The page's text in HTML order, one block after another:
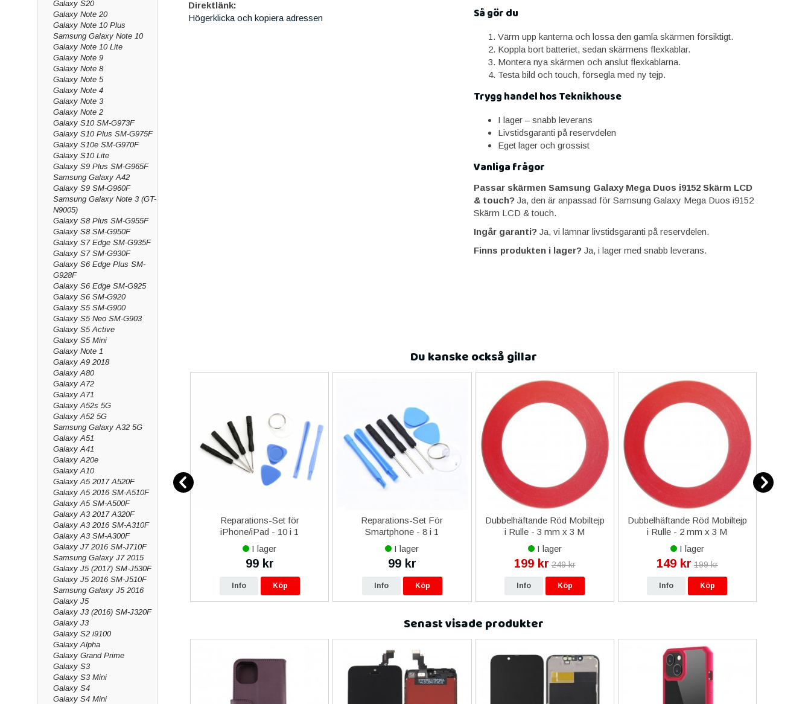
Galaxy S20
Galaxy Note 20
Galaxy Note 10 Plus
Samsung Galaxy Note 10
Galaxy Note 10 Lite
Galaxy Note 9
Galaxy Note 8
Galaxy Note 5
Galaxy Note 4
Galaxy Note 3
Galaxy Note 2
Galaxy S10 SM-G973F
Galaxy S10 Plus SM-G975F
Galaxy S10e SM-G970F
Galaxy S10 Lite
Galaxy S9 Plus SM-G965F
Samsung Galaxy A42
Galaxy S9 SM-G960F
Samsung Galaxy Note 3 (GT-
N9005)
Galaxy S8 Plus SM-G955F
Galaxy S8 SM-G950F
Galaxy S7 Edge SM-G935F
Galaxy S7 SM-G930F
Galaxy S6 Edge Plus SM-
G928F
Galaxy S6 Edge SM-G925
Galaxy S6 SM-G920
Galaxy S5 SM-G900
Galaxy S5 Neo SM-G903
Galaxy S5 Active
Galaxy S5 Mini
Galaxy Note 1
Galaxy A9 2018
Galaxy A80
Galaxy A72
Galaxy A71
Galaxy A52s 5G
Galaxy A52 5G
Samsung Galaxy A32 5G
Galaxy A51
Galaxy A41
Galaxy A20e
Galaxy A10
Galaxy A5 2017 A520F
Galaxy A5 2016 SM-A510F
Galaxy A5 SM-A500F
Galaxy A3 2017 A320F
Galaxy A3 2016 SM-A310F
Galaxy A3 SM-A300F
Galaxy J7 2016 SM-J710F
Samsung Galaxy J7 2015
Galaxy J5 (2017) SM-J530F
Galaxy J5 2016 SM-J510F
Samsung Galaxy J5 2016
Galaxy J5
Galaxy J3 (2016) SM-J320F
Galaxy J3
Galaxy S2 i9100
Galaxy Alpha
Galaxy Grand Prime
Galaxy S3
Galaxy S3 Mini
Galaxy S4
Galaxy S4 Mini
Så gör du
Värm upp kanterna och lossa den gamla skärmen försiktigt.
Koppla bort batteriet, sedan skärmens flexkablar.
Montera nya skärmen och anslut flexkablarna.
Testa bild och touch, försegla med ny tejp.
Trygg handel hos Teknikhouse
I lager – snabb leverans
Livstidsgaranti på reservdelen
Eget lager och grossist
Vanliga frågor
Passar skärmen Samsung Galaxy Mega Duos i9152 Skärm LCD
& touch? Ja, den är anpassad för Samsung Galaxy Mega Duos i9152
Skärm LCD & touch.
Ingår garanti? Ja, vi lämnar livstidsgaranti på reservdelen.
Finns produkten i lager? Ja, i lager med snabb leverans.
Direktlänk:
Högerklicka och kopiera adressen
Du kanske också gillar
iPhone 13 mini iPhone 13 Pro
Max iPhone 14 Plus iPhone
14 Pro Max iPhone 15 Plus
iPhone 15 Pro Max iPhone
16 Plus iPhone 16 Pro
I lager
299 kr
Reparations-Set för
iPhone/iPad - 10 i 1
I lager
99 kr
Info Köp
Reparations-Set För
Smartphone - 8 i 1
I lager
99 kr
Info Köp
Dubbelhäftande Röd Mobiltejp
i Rulle - 3 mm x 3 M
I lager
199 kr 249 kr
Info Köp
Dubbelhäftande Röd Mobiltejp
i Rulle - 2 mm x 3 M
I lager
149 kr 199 kr
Info Köp
Senast visade produkter